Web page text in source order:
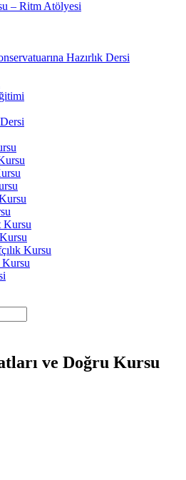
– Ritm Atölyesi
Hazırlık Dersi
Kursu
Kursu
Kursu
ve Doğru Kursu